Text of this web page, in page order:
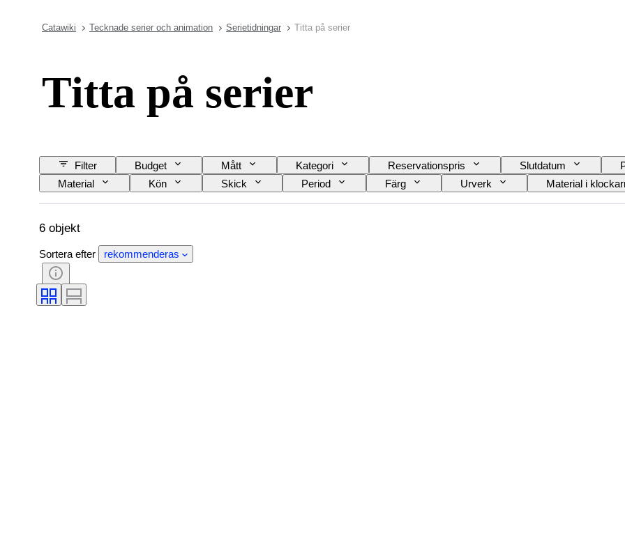
Catawiki Tecknade serier och animation Serietidningar Titta på serier
Titta på serier
Filter Budget Mått Kategori Reservationspris Slutdatum
Material
Kön Skick Period Färg Urverk
Material i
Boettens diameter
6 objekt
Sortera efter rekommenderas